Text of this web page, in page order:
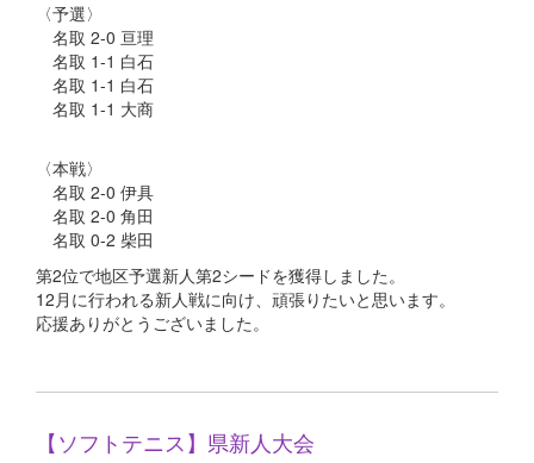
〈予選〉
名取 2-0 亘理
名取 1-1 白石
名取 1-1 白石
名取 1-1 大商
〈本戦〉
名取 2-0 伊具
名取 2-0 角田
名取 0-2 柴田
第2位で地区予選新人第2シードを獲得しました。
12月に行われる新人戦に向け、頑張りたいと思います。
応援ありがとうございました。
【ソフトテニス】県新人大会